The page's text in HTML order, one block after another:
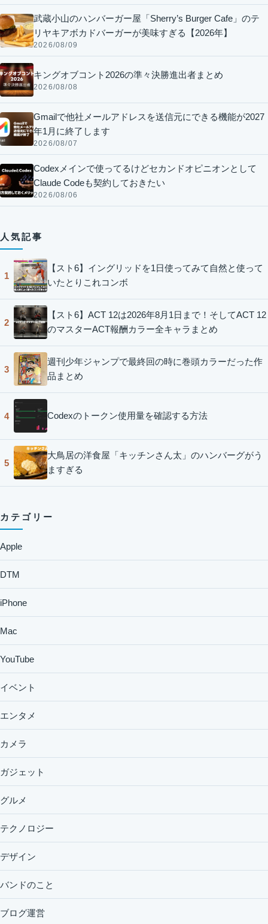
武蔵小山のハンバーガー屋「Sherry’s Burger Cafe」のテ
リヤキアボカドバーガーが美味すぎる【2026年】
2026/08/09
キングオブコント2026の準々決勝進出者まとめ
2026/08/08
Gmailで他社メールアドレスを送信元にできる機能が2027
年1月に終了します
2026/08/07
Codexメインで使ってるけどセカンドオピニオンとして
Claude Codeも契約しておきたい
2026/08/06
人気記事
1
【スト6】イングリッドを1日使ってみて自然と使って
いたとりこれコンボ
2
【スト6】ACT 12は2026年8月1日まで！そしてACT 12
のマスターACT報酬カラー全キャラまとめ
3
週刊少年ジャンプで最終回の時に巻頭カラーだった作
品まとめ
4 Codexのトークン使用量を確認する方法
5
大鳥居の洋食屋「キッチンさん太」のハンバーグがう
ますぎる
カテゴリー
Apple
DTM
iPhone
Mac
YouTube
イベント
エンタメ
カメラ
ガジェット
グルメ
テクノロジー
デザイン
バンドのこと
ブログ運営